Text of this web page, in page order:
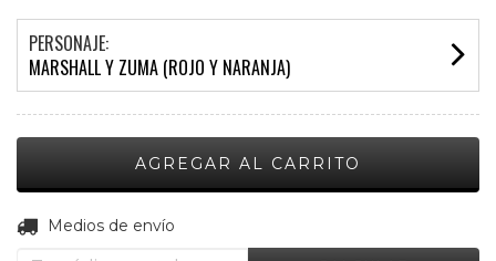
PERSONAJE:
MARSHALL Y ZUMA (ROJO Y NARANJA)
Entregas para el CP:
Medios de envío